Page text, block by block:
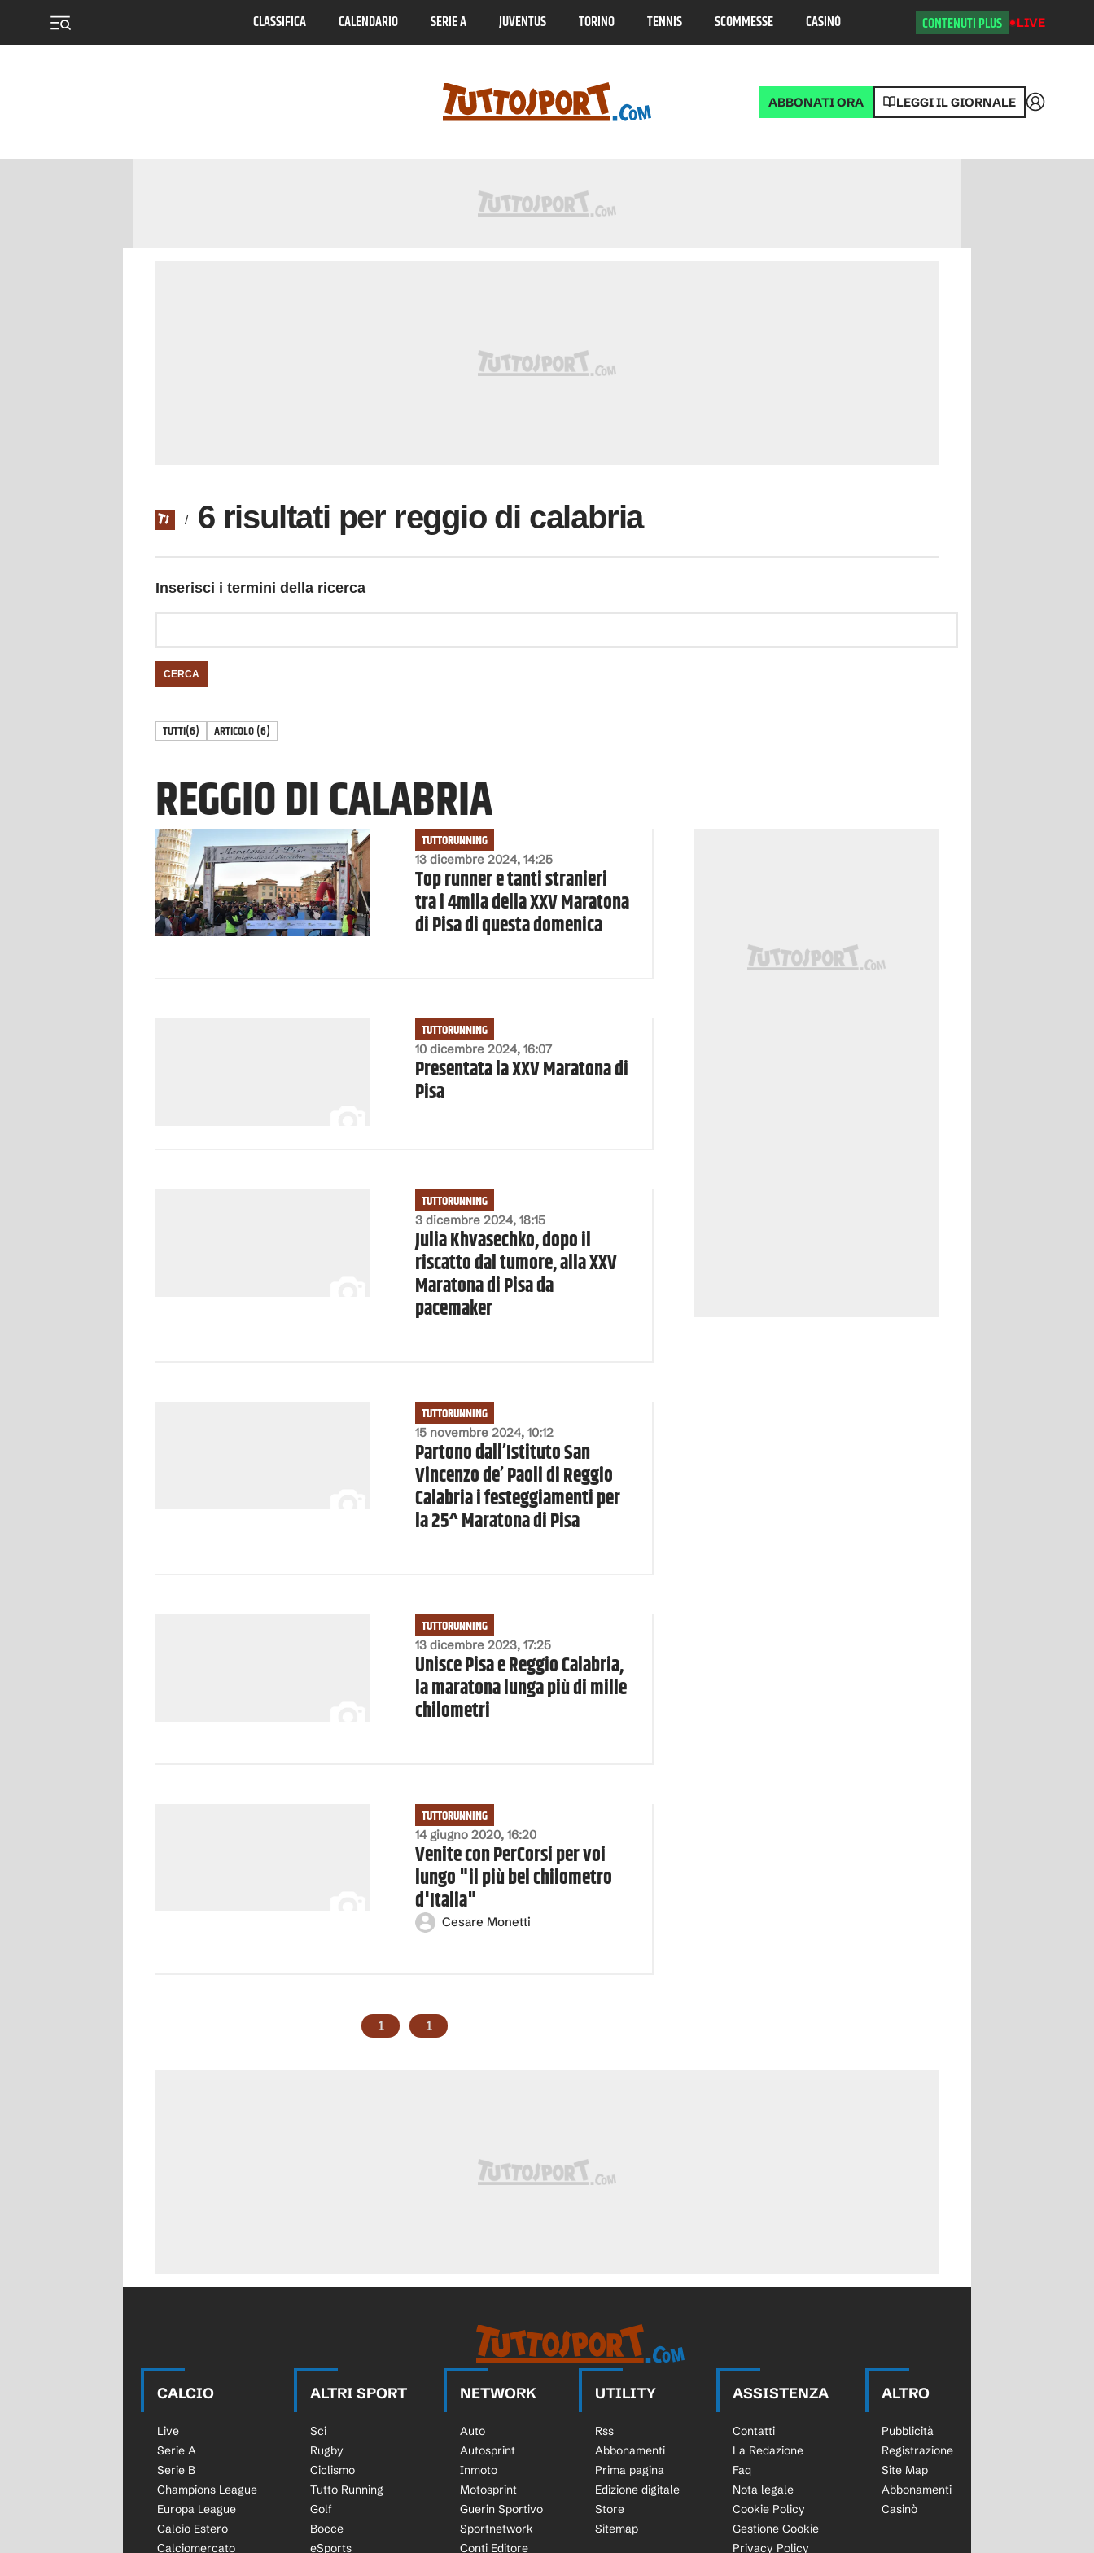
CLASSIFICA CALENDARIO SERIE A JUVENTUS TORINO TENNIS SCOMMESSE CASINÒ CONTENUTI PLUS LIVE
ABBONATI ORA LEGGI IL GIORNALE Accedi
/ 6 risultati per reggio di calabria
Inserisci i termini della ricerca
CERCA
TUTTI(6) ARTICOLO(6)
REGGIO DI CALABRIA
13 dicembre 2024, 14:25
TUTTORUNNING
Top runner e tanti stranieri
tra i 4mila della XXV Maratona
di Pisa di questa domenica
10 dicembre 2024, 16:07
TUTTORUNNING
Presentata la XXV Maratona di
Pisa
3 dicembre 2024, 18:15
TUTTORUNNING
Julia Khvasechko, dopo il
riscatto dal tumore, alla XXV
Maratona di Pisa da
pacemaker
15 novembre 2024, 10:12
TUTTORUNNING
Partono dall’Istituto San
Vincenzo de’ Paoli di Reggio
Calabria i festeggiamenti per
la 25^ Maratona di Pisa
13 dicembre 2023, 17:25
TUTTORUNNING
Unisce Pisa e Reggio Calabria,
la maratona lunga più di mille
chilometri
14 giugno 2020, 16:20
TUTTORUNNING
Venite con PerCorsi per voi
lungo "il più bel chilometro
d'Italia"
Cesare Monetti
1 1
CALCIO
Live
Serie A
Serie B
Champions League
Europa League
Calcio Estero
Calciomercato
ALTRI SPORT
Sci
Rugby
Ciclismo
Tutto Running
Golf
Bocce
eSports
NETWORK
Auto
Autosprint
Inmoto
Motosprint
Guerin Sportivo
Sportnetwork
Conti Editore
UTILITY
Rss
Abbonamenti
Prima pagina
Edizione digitale
Store
Sitemap
ASSISTENZA
Contatti
La Redazione
Faq
Nota legale
Cookie Policy
Gestione Cookie
Privacy Policy
ALTRO
Pubblicità
Registrazione
Site Map
Abbonamenti
Casinò